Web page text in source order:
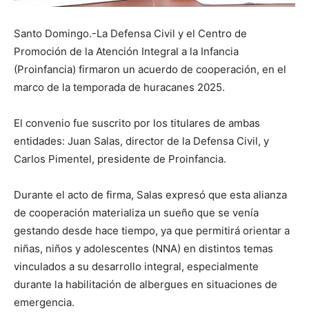
Santo Domingo.-La Defensa Civil y el Centro de
Promoción de la Atención Integral a la Infancia
(Proinfancia) firmaron un acuerdo de cooperación, en el
marco de la temporada de huracanes 2025.
El convenio fue suscrito por los titulares de ambas
entidades: Juan Salas, director de la Defensa Civil, y
Carlos Pimentel, presidente de Proinfancia.
Durante el acto de firma, Salas expresó que esta alianza
de cooperación materializa un sueño que se venía
gestando desde hace tiempo, ya que permitirá orientar a
niñas, niños y adolescentes (NNA) en distintos temas
vinculados a su desarrollo integral, especialmente
durante la habilitación de albergues en situaciones de
emergencia.